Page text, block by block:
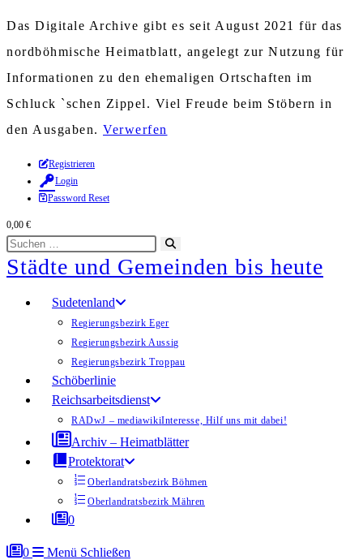
Das Digitale Archive gibt es seit August 2021 für das
nordböhmische Heimatblatt, angelegt zur Nutzung für
Informationen zu den ehemaligen Ortschaften im
Schluck `schen Zippel. Viel Freude beim Stöbern in
den Ausgaben. Verwerfen
Zum
Inhalt
springen
Registrieren
Login
Password Reset
0,00 €
Diese
Website
durchsuchen
starten
Städte und Gemeinden bis heute
Sudetenland
Regierungsbezirk Eger
Regierungsbezirk Aussig
Regierungsbezirk Troppau
Schöberlinie
Reichsarbeitsdienst
RADwJ – mediawikiInteresse, Hilf uns mit dabei!
Archiv – Heimatblätter
Protektorat
Oberlandratsbezirk Böhmen
Oberlandratsbezirk Mähren
0
0 Menü Schließen